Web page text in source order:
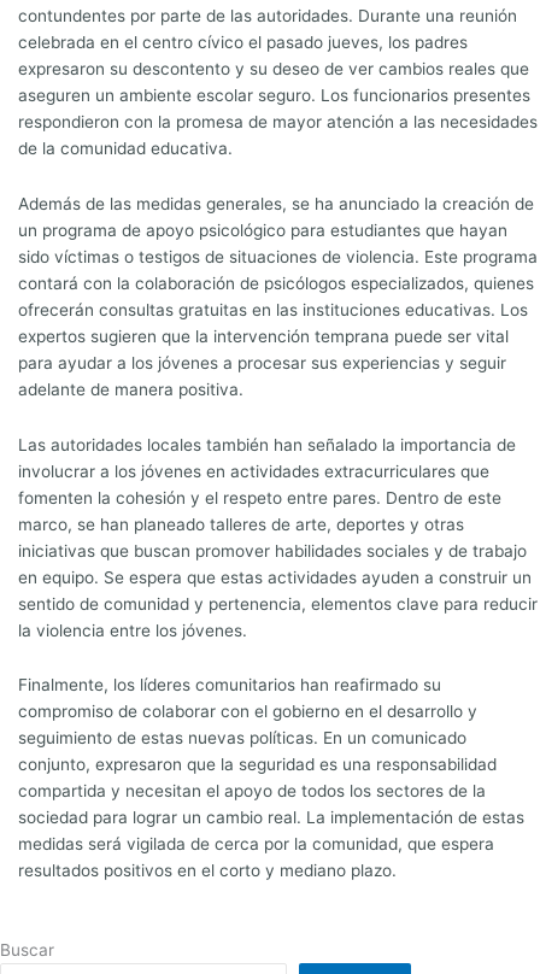
contundentes por parte de las autoridades. Durante una reunión
celebrada en el centro cívico el pasado jueves, los padres
expresaron su descontento y su deseo de ver cambios reales que
aseguren un ambiente escolar seguro. Los funcionarios presentes
respondieron con la promesa de mayor atención a las necesidades
de la comunidad educativa.
Además de las medidas generales, se ha anunciado la creación de
un programa de apoyo psicológico para estudiantes que hayan
sido víctimas o testigos de situaciones de violencia. Este programa
contará con la colaboración de psicólogos especializados, quienes
ofrecerán consultas gratuitas en las instituciones educativas. Los
expertos sugieren que la intervención temprana puede ser vital
para ayudar a los jóvenes a procesar sus experiencias y seguir
adelante de manera positiva.
Las autoridades locales también han señalado la importancia de
involucrar a los jóvenes en actividades extracurriculares que
fomenten la cohesión y el respeto entre pares. Dentro de este
marco, se han planeado talleres de arte, deportes y otras
iniciativas que buscan promover habilidades sociales y de trabajo
en equipo. Se espera que estas actividades ayuden a construir un
sentido de comunidad y pertenencia, elementos clave para reducir
la violencia entre los jóvenes.
Finalmente, los líderes comunitarios han reafirmado su
compromiso de colaborar con el gobierno en el desarrollo y
seguimiento de estas nuevas políticas. En un comunicado
conjunto, expresaron que la seguridad es una responsabilidad
compartida y necesitan el apoyo de todos los sectores de la
sociedad para lograr un cambio real. La implementación de estas
medidas será vigilada de cerca por la comunidad, que espera
resultados positivos en el corto y mediano plazo.
Buscar